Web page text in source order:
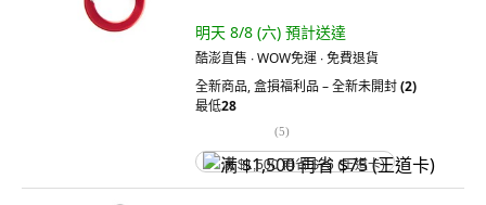
明天 8/8 (六) 預計送達
酷澎直售 ∙ WOW免運 ∙ 免費退貨
全新商品,盒損福利品 – 全新未開封(2)
最低28
(5)
满 $1,500 再省 $75 (王道卡)